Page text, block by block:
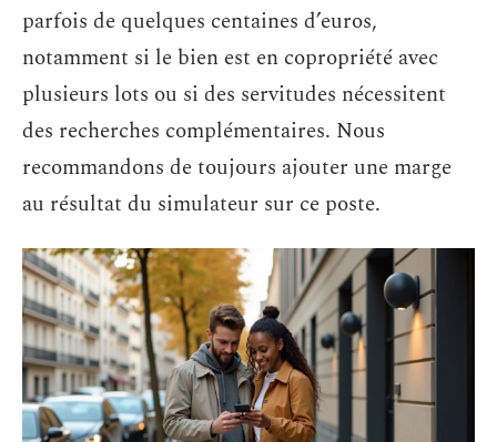
parfois de quelques centaines d’euros,
notamment si le bien est en copropriété avec
plusieurs lots ou si des servitudes nécessitent
des recherches complémentaires. Nous
recommandons de toujours ajouter une marge
au résultat du simulateur sur ce poste.